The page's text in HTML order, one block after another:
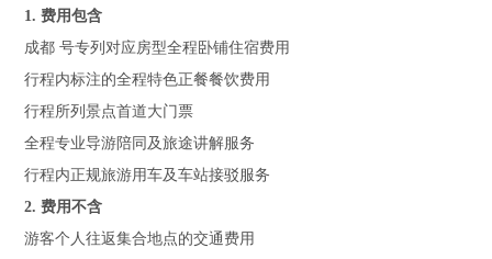
1. 费用包含
成都 号专列对应房型全程卧铺住宿费用
行程内标注的全程特色正餐餐饮费用
行程所列景点首道大门票
全程专业导游陪同及旅途讲解服务
行程内正规旅游用车及车站接驳服务
2. 费用不含
游客个人往返集合地点的交通费用